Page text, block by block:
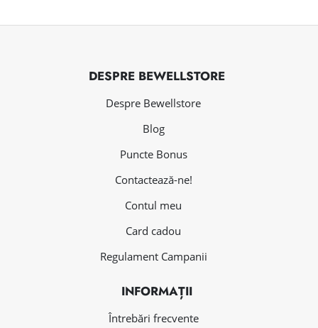
DESPRE BEWELLSTORE
Despre Bewellstore
Blog
Puncte Bonus
Contactează-ne!
Contul meu
Card cadou
Regulament Campanii
INFORMAȚII
Întrebări frecvente